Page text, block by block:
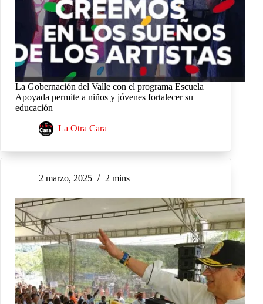
La Gobernación del Valle con el programa Escuela
Apoyada permite a niños y jóvenes fortalecer su
educación
La Otra Cara
2 marzo, 2025 2 mins